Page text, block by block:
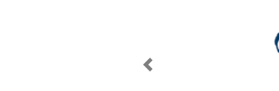
Imagen anterior